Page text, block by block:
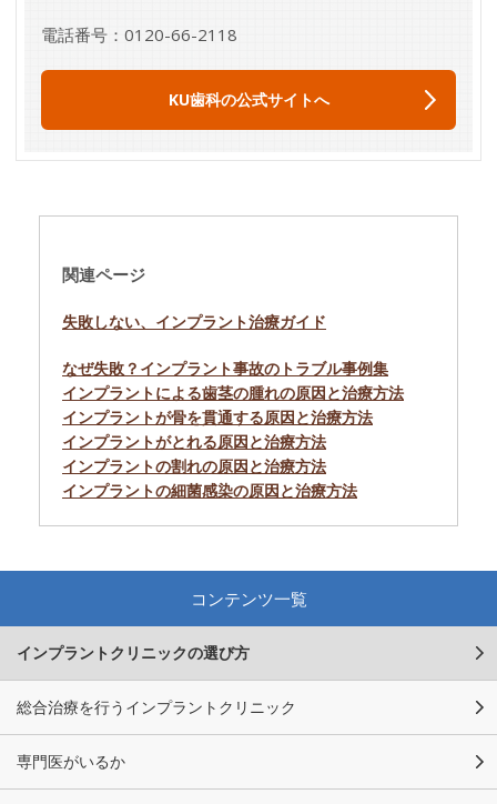
電話番号：0120-66-2118
KU歯科の公式サイトへ
関連ページ
失敗しない、インプラント治療ガイド
なぜ失敗？インプラント事故のトラブル事例集
インプラントによる歯茎の腫れの原因と治療方法
インプラントが骨を貫通する原因と治療方法
インプラントがとれる原因と治療方法
インプラントの割れの原因と治療方法
インプラントの細菌感染の原因と治療方法
コンテンツ一覧
インプラントクリニックの選び方
総合治療を行うインプラントクリニック
専門医がいるか